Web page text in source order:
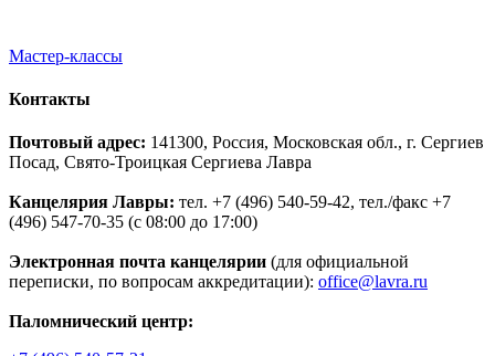
Мастер-классы
Контакты
Почтовый адрес: 141300, Россия, Московская обл., г. Сергиев
Посад, Свято-Троицкая Сергиева Лавра
Канцелярия Лавры: тел. +7 (496) 540-59-42, тел./факс +7
(496) 547-70-35 (с 08:00 до 17:00)
Электронная почта канцелярии (для официальной
переписки, по вопросам аккредитации): office@lavra.ru
Паломнический центр: